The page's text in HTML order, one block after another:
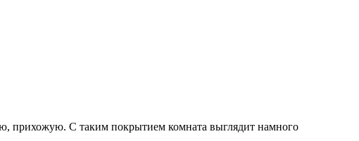
прихожую. С таким покрытием комната выглядит намного